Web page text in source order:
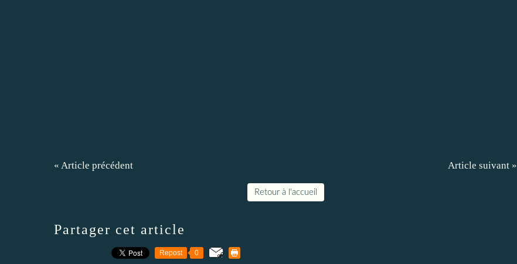
« Article précédent Article suivant »
Retour à l'accueil
Partager cet article
Repost 0